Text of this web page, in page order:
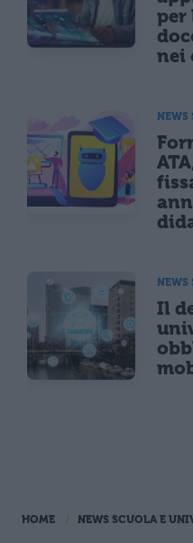
per
nei
NEWS
NEWS
Il
HOME NEWS SCUOLA E